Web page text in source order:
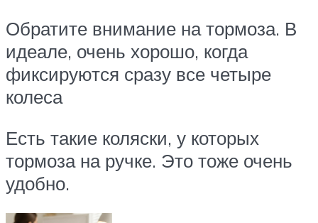
Обратите внимание на тормоза. В
идеале, очень хорошо, когда
фиксируются сразу все четыре
колеса
Есть такие коляски, у которых
тормоза на ручке. Это тоже очень
удобно.